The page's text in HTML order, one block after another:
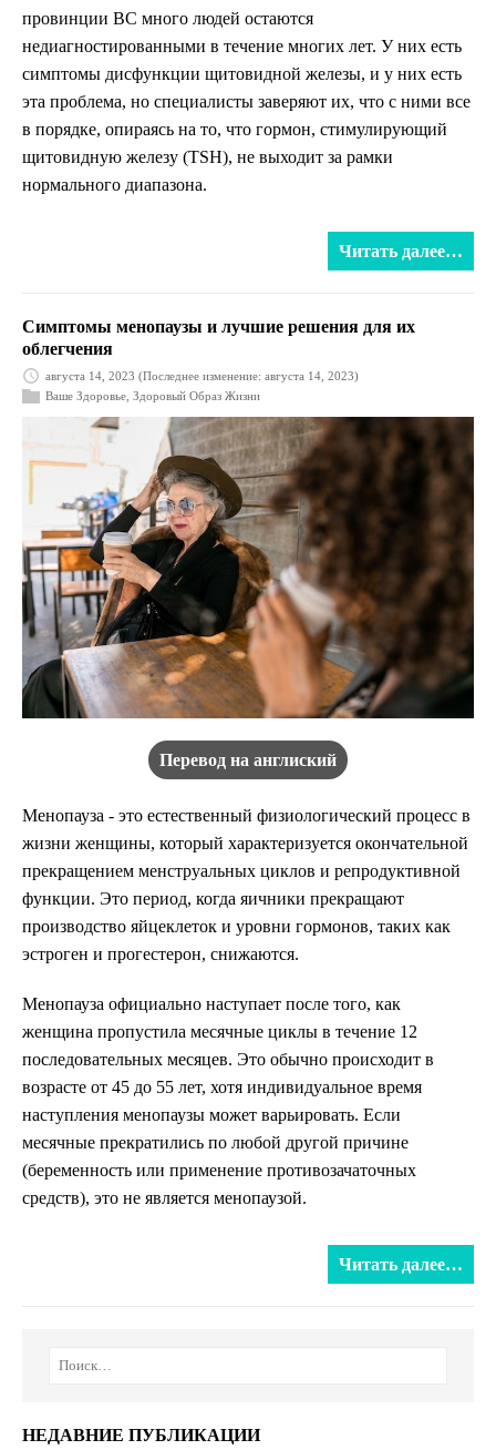
провинции BC много людей остаются
недиагностированными в течение многих лет. У них есть
симптомы дисфункции щитовидной железы, и у них есть
эта проблема, но специалисты заверяют их, что с ними все
в порядке, опираясь на то, что гормон, стимулирующий
щитовидную железу (TSH), не выходит за рамки
нормального диапазона.
Читать далее…
Симптомы менопаузы и лучшие решения для их
облегчения
августа 14, 2023 (Последнее изменение: августа 14, 2023)
Ваше Здоровье Здоровый Образ Жизни
Перевод на англиский
Менопауза - это естественный физиологический процесс в
жизни женщины, который характеризуется окончательной
прекращением менструальных циклов и репродуктивной
функции. Это период, когда яичники прекращают
производство яйцеклеток и уровни гормонов, таких как
эстроген и прогестерон, снижаются.
Менопауза официально наступает после того, как
женщина пропустила месячные циклы в течение 12
последовательных месяцев. Это обычно происходит в
возрасте от 45 до 55 лет, хотя индивидуальное время
наступления менопаузы может варьировать. Если
месячные прекратились по любой другой причине
(беременность или применение противозачаточных
средств), это не является менопаузой.
Читать далее…
НЕДАВНИЕ ПУБЛИКАЦИИ